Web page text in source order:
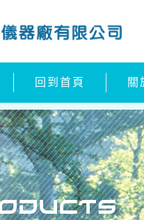
回到首頁 關